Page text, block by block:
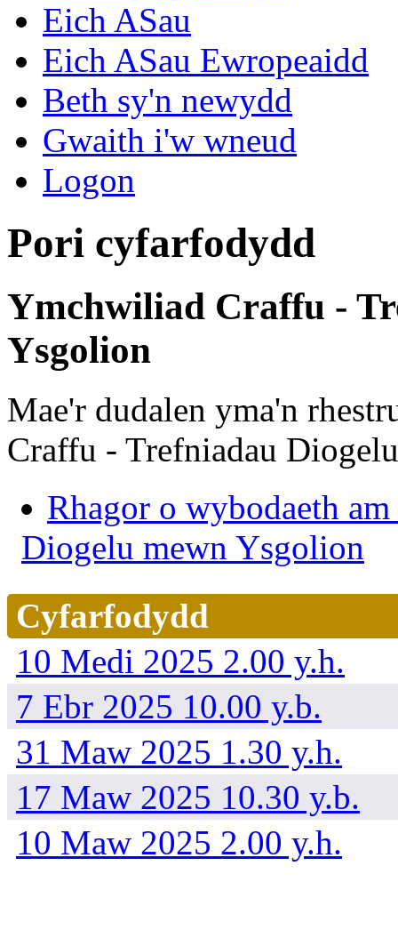
Eich ASau
Eich ASau Ewropeaidd
Beth sy'n newydd
Gwaith i'w wneud
Logon
Pori cyfarfodydd
Ymchwiliad Craffu -
Ysgolion
Mae'r dudalen yma'n
Craffu - Trefniadau
Rhagor o wybodaeth
Diogelu mewn Ysgolion
Cyfarfodydd
10 Medi 2025 2.00 y.h.
7 Ebr 2025 10.00 y.b.
31 Maw 2025 1.30 y.h.
17 Maw 2025 10.30 y.b.
10 Maw 2025 2.00 y.h.